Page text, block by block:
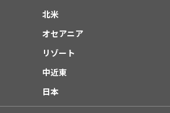
北米
オセアニア
リゾート
中近東
日本